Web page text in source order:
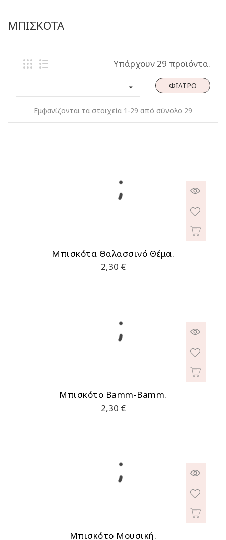
ΜΠΙΣΚΟΤΑ
Υπάρχουν 29 προϊόντα.
 ΦΊΛΤΡΟ
Εμφανίζονται τα στοιχεία 1-29 από σύνολο 29
Μπισκότα Θαλασσινό Θέμα.
Τιμή
2,30 €
Μπισκότο Bamm-Bamm.
Τιμή
2,30 €
Μπισκότο Μουσική.